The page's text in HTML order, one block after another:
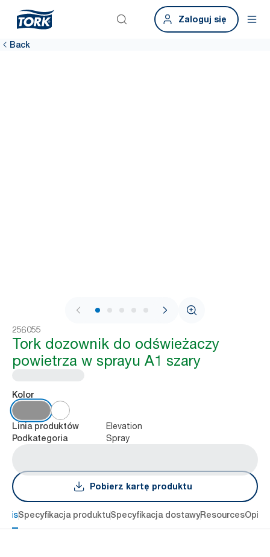
Zaloguj się
Back
1 / 6
256055
Tork dozownik do odświeżaczy
powietrza w sprayu A1 szary
Kolor
Linia produktów Elevation
Podkategoria Spray
Pobierz kartę produktu
Specyfikacja produktuSpecyfikacja dostawyResources